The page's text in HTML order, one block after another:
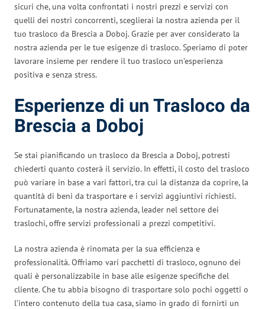
sicuri che, una volta confrontati i nostri prezzi e servizi con
quelli dei nostri concorrenti, sceglierai la nostra azienda per il
tuo trasloco da Brescia a Doboj. Grazie per aver considerato la
nostra azienda per le tue esigenze di trasloco. Speriamo di poter
lavorare insieme per rendere il tuo trasloco un’esperienza
positiva e senza stress.
Esperienze di un Trasloco da
Brescia a Doboj
Se stai pianificando un trasloco da Brescia a Doboj, potresti
chiederti quanto costerà il servizio. In effetti, il costo del trasloco
può variare in base a vari fattori, tra cui la distanza da coprire, la
quantità di beni da trasportare e i servizi aggiuntivi richiesti.
Fortunatamente, la nostra azienda, leader nel settore dei
traslochi, offre servizi professionali a prezzi competitivi.
La nostra azienda è rinomata per la sua efficienza e
professionalità. Offriamo vari pacchetti di trasloco, ognuno dei
quali è personalizzabile in base alle esigenze specifiche del
cliente. Che tu abbia bisogno di trasportare solo pochi oggetti o
l’intero contenuto della tua casa, siamo in grado di fornirti un